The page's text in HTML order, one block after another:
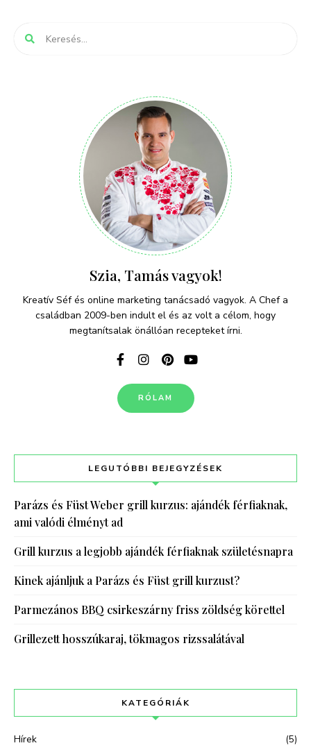
Szia, Tamás vagyok!
Kreatív Séf és online marketing tanácsadó vagyok. A Chef a
családban 2009-ben indult el és az volt a célom, hogy
megtanítsalak önállóan recepteket írni.
RÓLAM
LEGUTÓBBI BEJEGYZÉSEK
Parázs és Füst Weber grill kurzus: ajándék férfiaknak,
ami valódi élményt ad
Grill kurzus a legjobb ajándék férfiaknak születésnapra
Kinek ajánljuk a Parázs és Füst grill kurzust?
Parmezános BBQ csirkeszárny friss zöldség körettel
Grillezett hosszúkaraj, tökmagos rizssalátával
KATEGÓRIÁK
Hírek (5)